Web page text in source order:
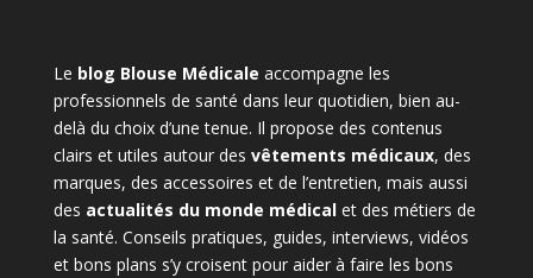
Le blog Blouse Médicale accompagne les
professionnels de santé dans leur quotidien, bien au-
delà du choix d’une tenue. Il propose des contenus
clairs et utiles autour des vêtements médicaux, des
marques, des accessoires et de l’entretien, mais aussi
des actualités du monde médicalet des métiers de
la santé. Conseils pratiques, guides, interviews, vidéos
et bons plans s’y croisent pour aider à faire les bons